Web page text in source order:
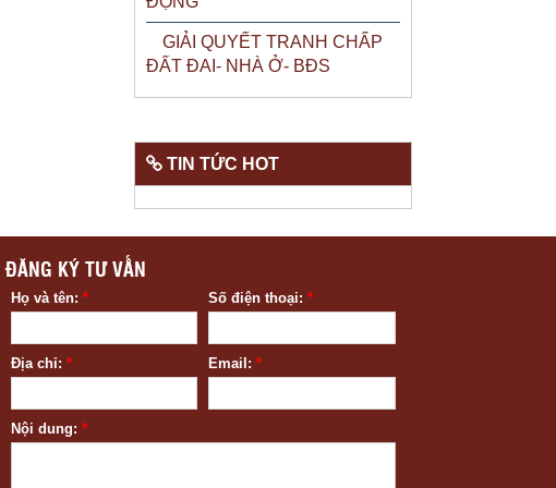
GIẢI QUYẾT TRANH CHẤP
ĐẤT ĐAI- NHÀ Ở- BĐS
TIN TỨC HOT
ĐĂNG KÝ TƯ VẤN
Họ và tên: * Số điện thoại:*
Địa chỉ: * Email:*
Nội dung: *